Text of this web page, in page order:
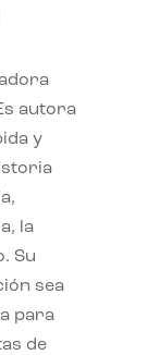
autora
y
la
Su
sea
para
de